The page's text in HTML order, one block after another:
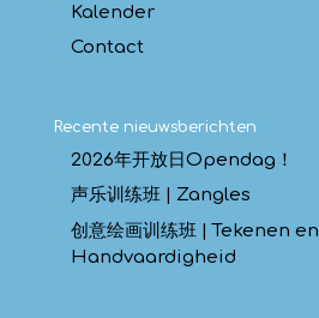
Kalender
Contact
Recente nieuwsberichten
2026年开放日Opendag！
声乐训练班 | Zangles
创意绘画训练班 | Tekenen en
Handvaardigheid